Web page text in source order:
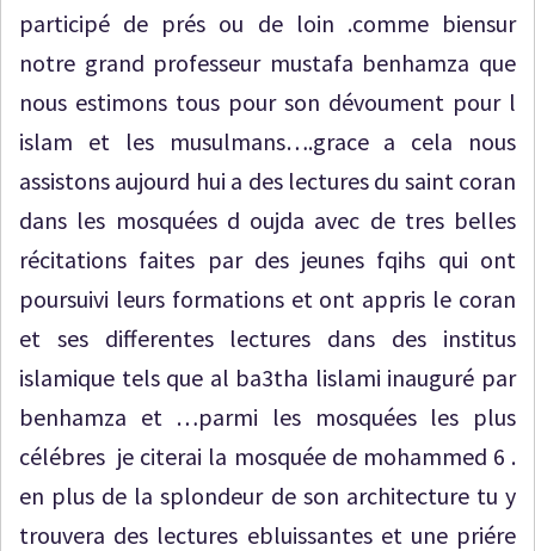
participé de prés ou de loin .comme biensur
notre grand professeur mustafa benhamza que
nous estimons tous pour son dévoument pour l
islam et les musulmans….grace a cela nous
assistons aujourd hui a des lectures du saint coran
dans les mosquées d oujda avec de tres belles
récitations faites par des jeunes fqihs qui ont
poursuivi leurs formations et ont appris le coran
et ses differentes lectures dans des institus
islamique tels que al ba3tha lislami inauguré par
benhamza et …parmi les mosquées les plus
célébres je citerai la mosquée de mohammed 6 .
en plus de la splondeur de son architecture tu y
trouvera des lectures ebluissantes et une priére